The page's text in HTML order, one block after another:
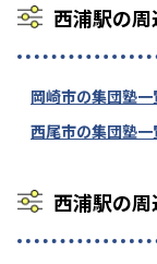
西浦駅の
岡崎市の集団塾一
西尾市の集団塾一
西浦駅の